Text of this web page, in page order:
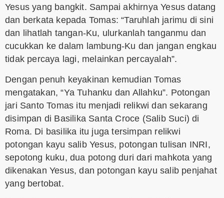
Yesus yang bangkit. Sampai akhirnya Yesus datang
dan berkata kepada Tomas: “Taruhlah jarimu di sini
dan lihatlah tangan-Ku, ulurkanlah tanganmu dan
cucukkan ke dalam lambung-Ku dan jangan engkau
tidak percaya lagi, melainkan percayalah”.
Dengan penuh keyakinan kemudian Tomas
mengatakan, “Ya Tuhanku dan Allahku”. Potongan
jari Santo Tomas itu menjadi relikwi dan sekarang
disimpan di Basilika Santa Croce (Salib Suci) di
Roma. Di basilika itu juga tersimpan relikwi
potongan kayu salib Yesus, potongan tulisan INRI,
sepotong kuku, dua potong duri dari mahkota yang
dikenakan Yesus, dan potongan kayu salib penjahat
yang bertobat.